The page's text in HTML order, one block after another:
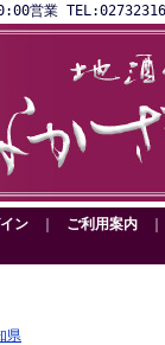
営業
ン ご利用案内
県